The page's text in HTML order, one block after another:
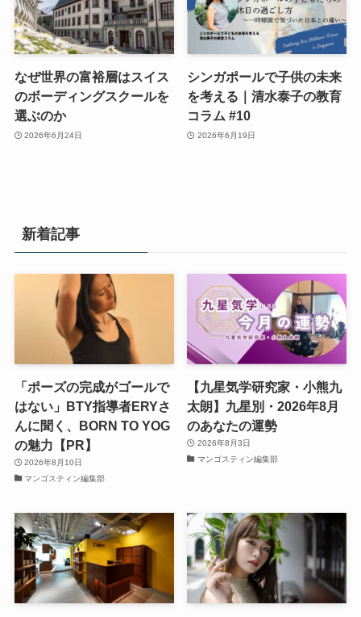
なぜ世界の富裕層はスイス
のボーディングスクールを
選ぶのか
2026年6月24日
シンガポールで子供の未来
を考える｜清水泰子の教育
コラム #10
2026年6月19日
新着記事
「ポーズの完成がゴールで
はない」BTY指導者ERYさ
んに聞く、BORN TO YOG
の魅力【PR】
2026年8月10日
マンゴスティン編集部
【九星気学研究家・小熊九
太朗】九星別・2026年8月
のあなたの運勢
2026年8月3日
マンゴスティン編集部